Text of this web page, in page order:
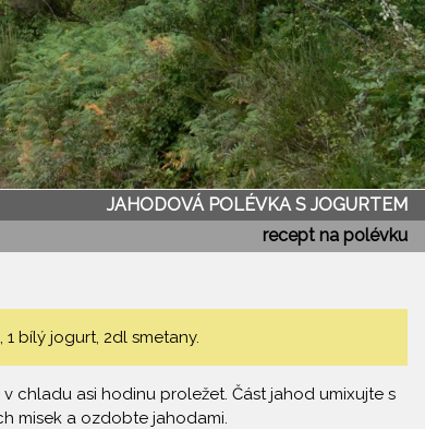
JAHODOVÁ POLÉVKA S JOGURTEM
recept na polévku
bílý jogurt, 2dl smetany.
chladu asi hodinu proležet. Část jahod umixujte s
misek a ozdobte jahodami.